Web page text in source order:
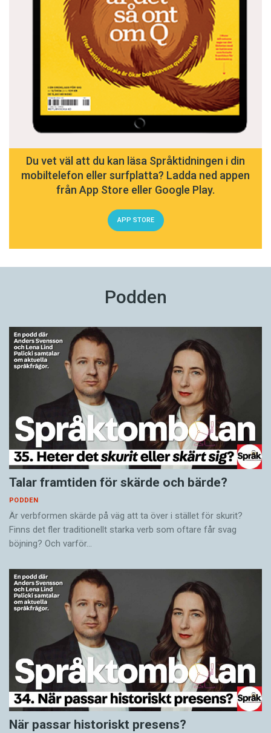
Du vet väl att du kan läsa Språktidningen i din
mobiltelefon eller surfplatta? Ladda ned appen
från App Store eller Google Play.
APP STORE
Podden
Talar framtiden för skärde och bärde?
PODDEN
Är verbformen skärde på väg att ta över i stället för skurit?
Finns det fler traditionellt starka verb som oftare får svag
böjning? Och varför…
När passar historiskt presens?